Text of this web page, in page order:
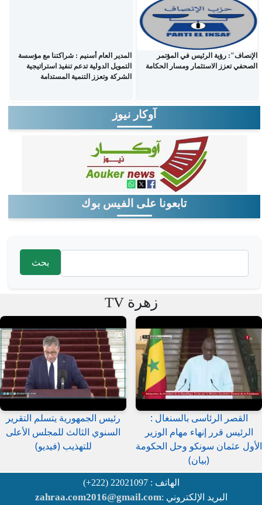
الإنصاف": رؤية الرئيس في المؤتمر
الصحفي تعزز الاستثمار ومسار الحكامة
المدير العام أسنيم : شراكتنا مع مؤسسة
التمويل الدولية تدعم تنفيذ استراتيجية
الشركة وتعزز التنمية المستدامة
آوكار نيوز
تابعونا على الفيس بوك
‏بحث ‏
زهرة TV
القصر الرئاسى بالسنغال :
الرئيس قرر إنهاء مهام الوزير
الأول عثمان سونكو وحل الحكومة
(بيان)
رئيس الجمهورية يتسلم التقرير
السنوي الثالث للمجلس الأعلى
للتهذيب (فيديو)
الهاتف : 22021097 (222+)
البريد الإلكتروني :zahraa.com2016@gmail.com